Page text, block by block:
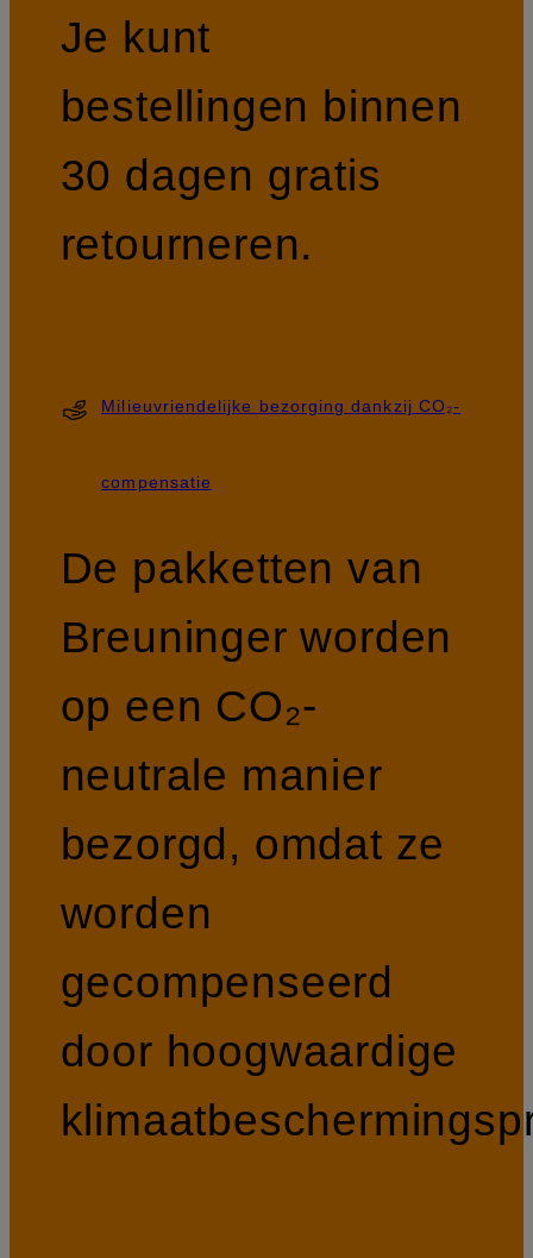
Je kunt
bestellingen binnen
30 dagen gratis
retourneren.
Milieuvriendelijke bezorging dankzij CO₂-
compensatie
De pakketten van
Breuninger worden
op een CO₂-
neutrale manier
bezorgd, omdat ze
worden
gecompenseerd
door hoogwaardige